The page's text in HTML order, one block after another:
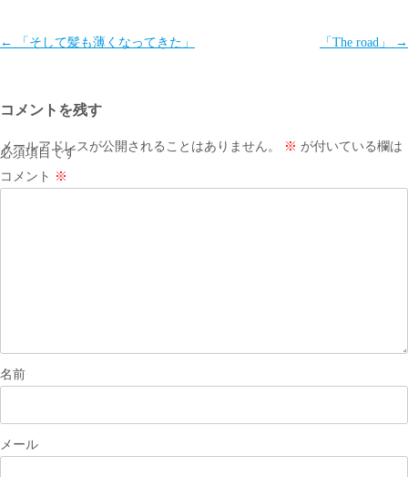
投
ビ
ゲ
ー
← 「そして髪も薄くなってきた」 「The road」 →
コメントを残す
メールアドレスが公開されることはありません。 ※ が付いている欄は
必須項目です
コメント ※
名前
メール